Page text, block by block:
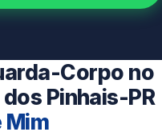
Corpo no
Pinhais-PR
Mim